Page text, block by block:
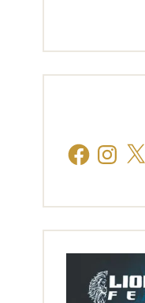
FacebookInstagram
X